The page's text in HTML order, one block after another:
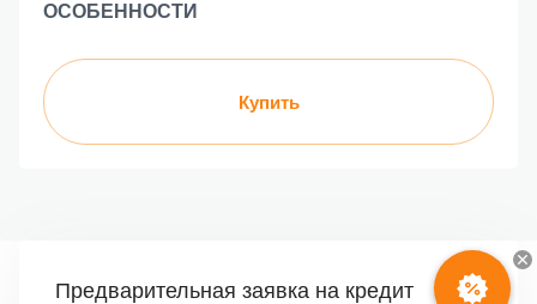
ОСОБЕННОСТИ
Купить
Предварительная заявка на кредит